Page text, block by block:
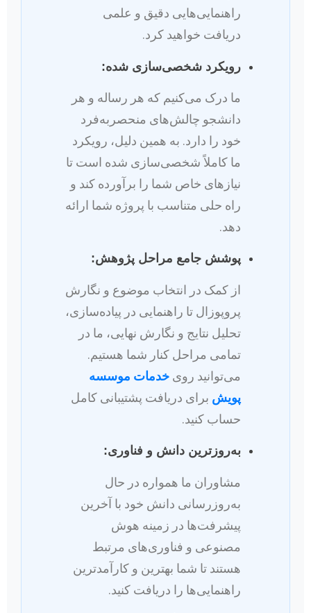
راهنمایی‌هایی دقیق و علمی
دریافت خواهید کرد.
رویکرد شخصی‌سازی شده:
ما درک می‌کنیم که هر رساله و هر
دانشجو چالش‌های منحصربه‌فرد
خود را دارد. به همین دلیل، رویکرد
ما کاملاً شخصی‌سازی شده است تا
نیازهای خاص شما را برآورده کند و
راه حلی متناسب با پروژه شما ارائه
دهد.
پوشش جامع مراحل پژوهش:
از کمک در انتخاب موضوع و نگارش
پروپوزال تا راهنمایی در پیاده‌سازی،
تحلیل نتایج و نگارش نهایی، ما در
تمامی مراحل کنار شما هستیم.
می‌توانید روی خدمات موسسه
پویش برای دریافت پشتیبانی کامل
حساب کنید.
به‌روزترین دانش و فناوری:
مشاوران ما همواره در حال
به‌روزرسانی دانش خود با آخرین
پیشرفت‌ها در زمینه هوش
مصنوعی و فناوری‌های مرتبط
هستند تا شما بهترین و کارآمدترین
راهنمایی‌ها را دریافت کنید.